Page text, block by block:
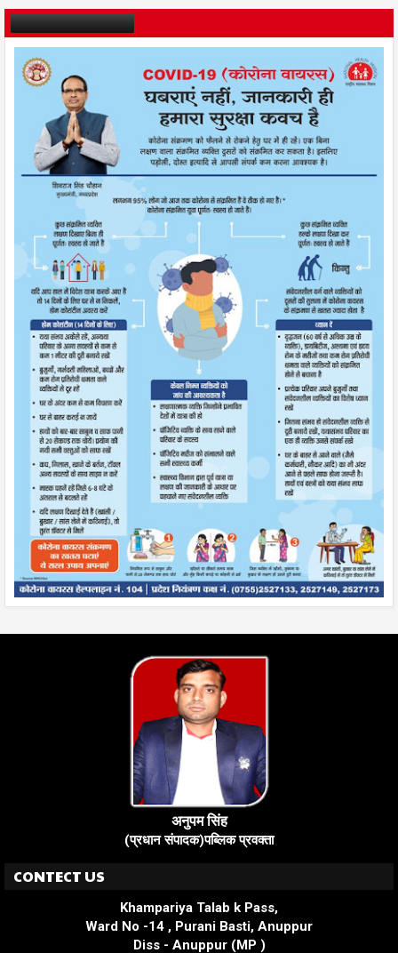
अनुपम सिंह
(प्रधान संपादक)पब्लिक प्रवक्ता
CONTECT US
Khampariya Talab k Pass,
Ward No -14 , Purani Basti, Anuppur
Diss - Anuppur (MP )